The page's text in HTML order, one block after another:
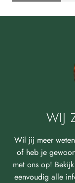
WIJ
Wil jij meer
of heb je
met ons op!
eenvoudig alle